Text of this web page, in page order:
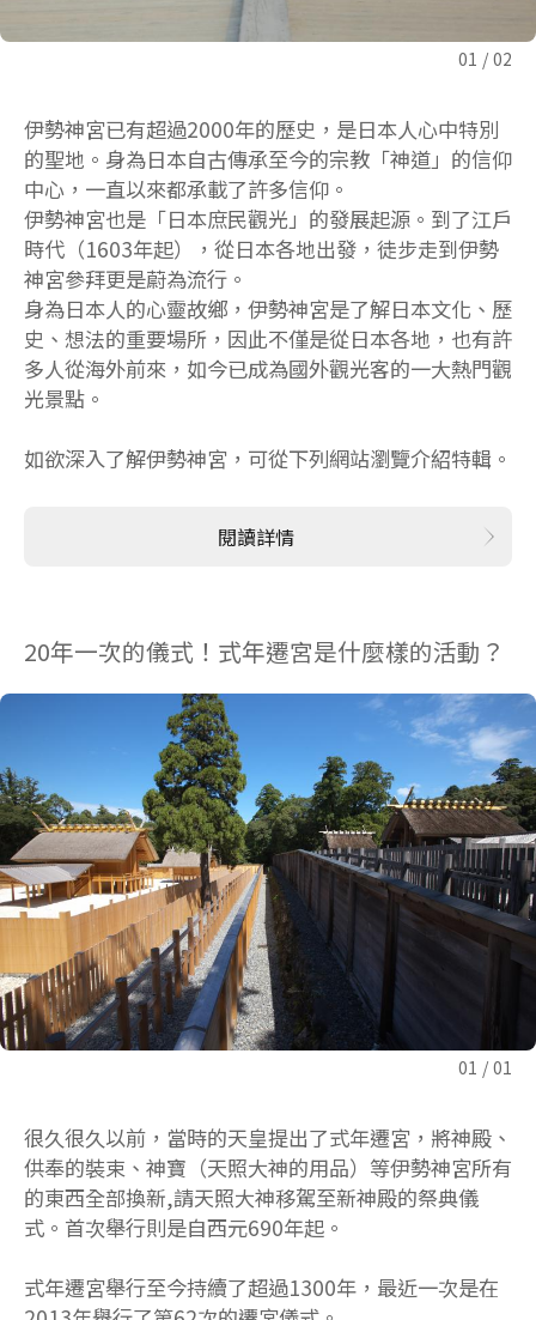
01 02
伊勢神宮已有超過2000年的歷史，是日本人心中特別
的聖地。身為日本自古傳承至今的宗教「神道」的信仰
中心，一直以來都承載了許多信仰。
伊勢神宮也是「日本庶民觀光」的發展起源。到了江戶
時代（1603年起），從日本各地出發，徒步走到伊勢
神宮參拜更是蔚為流行。
身為日本人的心靈故鄉，伊勢神宮是了解日本文化、歷
史、想法的重要場所，因此不僅是從日本各地，也有許
多人從海外前來，如今已成為國外觀光客的一大熱門觀
光景點。
如欲深入了解伊勢神宮，可從下列網站瀏覽介紹特輯。
閱讀詳情
20年一次的儀式！式年遷宮是什麼樣的活動？
01 01
很久很久以前，當時的天皇提出了式年遷宮，將神殿、
供奉的裝束、神寶（天照大神的用品）等伊勢神宮所有
的東西全部換新,請天照大神移駕至新神殿的祭典儀
式。首次舉行則是自西元690年起。
式年遷宮舉行至今持續了超過1300年，最近一次是在